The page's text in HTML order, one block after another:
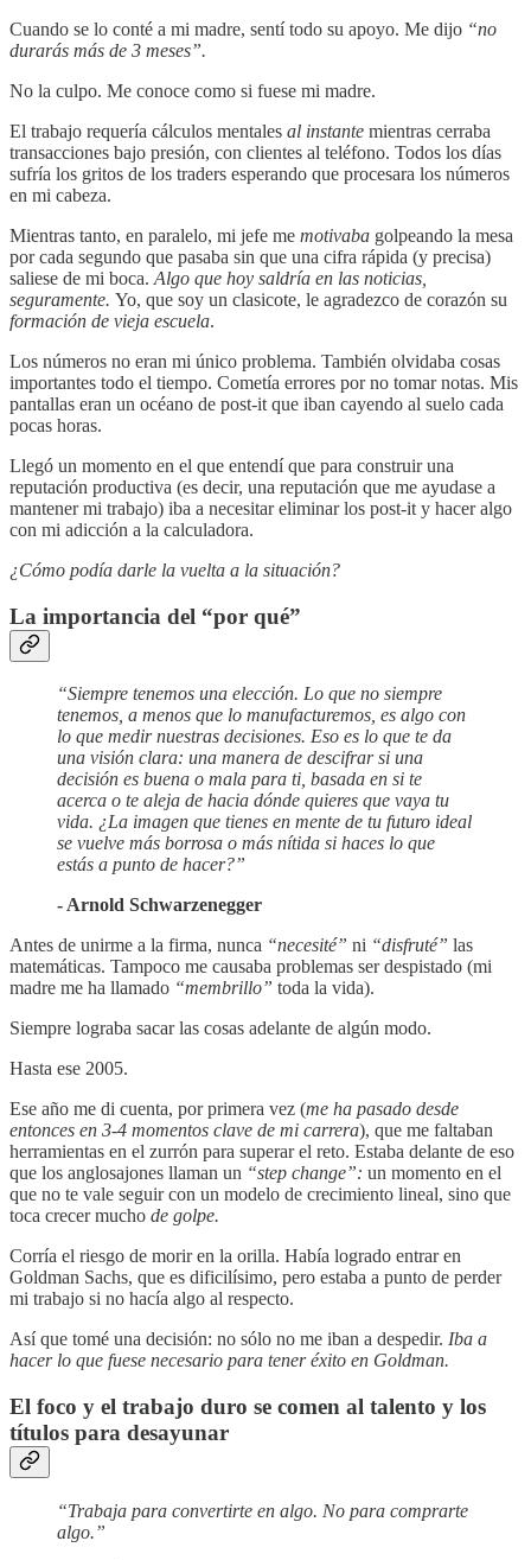
Cuando se lo conté a mi madre, sentí todo su apoyo. Me dijo “no
durarás más de 3 meses”.
No la culpo. Me conoce como si fuese mi madre.
El trabajo requería cálculos mentales al instante mientras cerraba
transacciones bajo presión, con clientes al teléfono. Todos los días
sufría los gritos de los traders esperando que procesara los números
en mi cabeza.
Mientras tanto, en paralelo, mi jefe me motivaba golpeando la mesa
por cada segundo que pasaba sin que una cifra rápida (y precisa)
saliese de mi boca. Algo que hoy saldría en las noticias,
seguramente. Yo, que soy un clasicote, le agradezco de corazón su
formación de vieja escuela.
Los números no eran mi único problema. También olvidaba cosas
importantes todo el tiempo. Cometía errores por no tomar notas. Mis
pantallas eran un océano de post-it que iban cayendo al suelo cada
pocas horas.
Llegó un momento en el que entendí que para construir una
reputación productiva (es decir, una reputación que me ayudase a
mantener mi trabajo) iba a necesitar eliminar los post-it y hacer algo
con mi adicción a la calculadora.
¿Cómo podía darle la vuelta a la situación?
La importancia del “por qué”
“Siempre tenemos una elección. Lo que no siempre
tenemos, a menos que lo manufacturemos, es algo con
lo que medir nuestras decisiones. Eso es lo que te da
una visión clara: una manera de descifrar si una
decisión es buena o mala para ti, basada en si te
acerca o te aleja de hacia dónde quieres que vaya tu
vida. ¿La imagen que tienes en mente de tu futuro ideal
se vuelve más borrosa o más nítida si haces lo que
estás a punto de hacer?”
- Arnold Schwarzenegger
Antes de unirme a la firma, nunca “necesité” ni “disfruté” las
matemáticas. Tampoco me causaba problemas ser despistado (mi
madre me ha llamado “membrillo” toda la vida).
Siempre lograba sacar las cosas adelante de algún modo.
Hasta ese 2005.
Ese año me di cuenta, por primera vez (me ha pasado desde
entonces en 3-4 momentos clave de mi carrera), que me faltaban
herramientas en el zurrón para superar el reto. Estaba delante de eso
que los anglosajones llaman un “step change”: un momento en el
que no te vale seguir con un modelo de crecimiento lineal, sino que
toca crecer mucho de golpe.
Corría el riesgo de morir en la orilla. Había logrado entrar en
Goldman Sachs, que es dificilísimo, pero estaba a punto de perder
mi trabajo si no hacía algo al respecto.
Así que tomé una decisión: no sólo no me iban a despedir. Iba a
hacer lo que fuese necesario para tener éxito en Goldman.
El foco y el trabajo duro se comen al talento y los
títulos para desayunar
“Trabaja para convertirte en algo. No para comprarte
algo.”